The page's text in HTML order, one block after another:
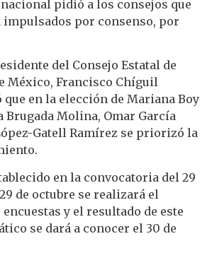
pidió a los consejos que
por consenso, por
del Consejo Estatal de
México, Francisco Chíguil
que en la elección de Mariana Boy
Brugada Molina, Omar García
Gatell Ramírez se priorizó la
en la convocatoria del 29
de octubre se realizará el
y el resultado de este
se dará a conocer el 30 de